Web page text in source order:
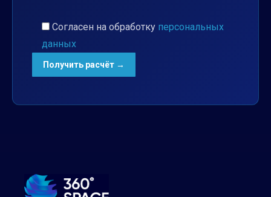
Согласен на обработку персональных
данных